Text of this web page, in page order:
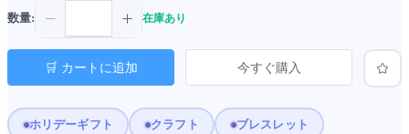
ホリデーギフト クラフト ブレスレット
数量: 在庫あり
🛒 カートに追加 今すぐ購入